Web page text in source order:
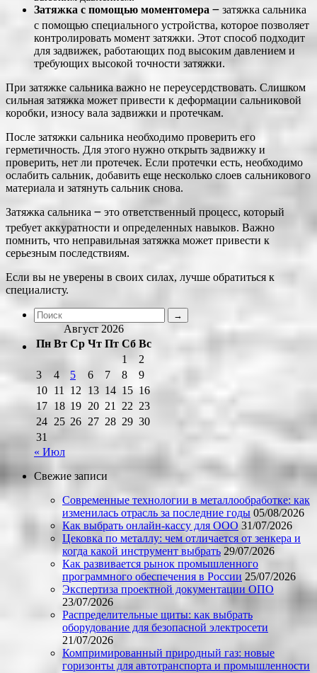
Затяжка с помощью моментомера ౼ затяжка сальника
с помощью специального устройства, которое позволяет
контролировать момент затяжки. Этот способ подходит
для задвижек, работающих под высоким давлением и
требующих высокой точности затяжки.
При затяжке сальника важно не переусердствовать. Слишком
сильная затяжка может привести к деформации сальниковой
коробки, износу вала задвижки и протечкам.
После затяжки сальника необходимо проверить его
герметичность. Для этого нужно открыть задвижку и
проверить, нет ли протечек. Если протечки есть, необходимо
ослабить сальник, добавить еще несколько слоев сальникового
материала и затянуть сальник снова.
Затяжка сальника ౼ это ответственный процесс, который
требует аккуратности и определенных навыков. Важно
помнить, что неправильная затяжка может привести к
серьезным последствиям.
Если вы не уверены в своих силах, лучше обратиться к
специалисту.
Август 2026
Пн Вт Ср Чт Пт Сб Вс
1
2
3
4 5 6 7 8
9
10 11 12 13 14 15 16
17 18 19 20 21 22 23
24 25 26 27 28 29 30
31
« Июл
Свежие записи
Современные технологии в металлообработке: как
изменилась отрасль за последние годы 05/08/2026
Как выбрать онлайн-кассу для ООО 31/07/2026
Цековка по металлу: чем отличается от зенкера и
когда какой инструмент выбрать 29/07/2026
Как развивается рынок промышленного
программного обеспечения в России 25/07/2026
Экспертиза проектной документации ОПО
23/07/2026
Распределительные щиты: как выбрать
оборудование для безопасной электросети
21/07/2026
Компримированный природный газ: новые
горизонты для автотранспорта и промышленности